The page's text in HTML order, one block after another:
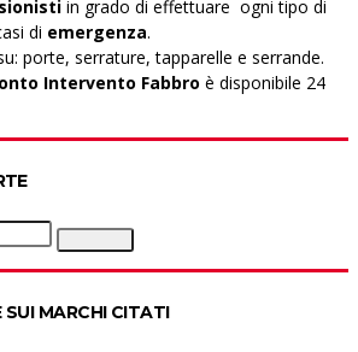
in grado di effettuare ogni tipo di
di emergenza.
porte, serrature, tapparelle e serrande.
Intervento Fabbro è disponibile 24
Search
MARCHI CITATI